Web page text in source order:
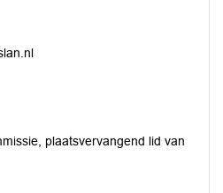
plaatsvervangend lid van